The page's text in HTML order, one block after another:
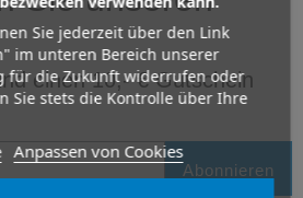
einen 10,- € Gutschein
Abonnieren
Sie jederzeit über den Link
im unteren Bereich unserer
für die Zukunft widerrufen oder
Sie stets die Kontrolle über Ihre
Anpassen von Cookies